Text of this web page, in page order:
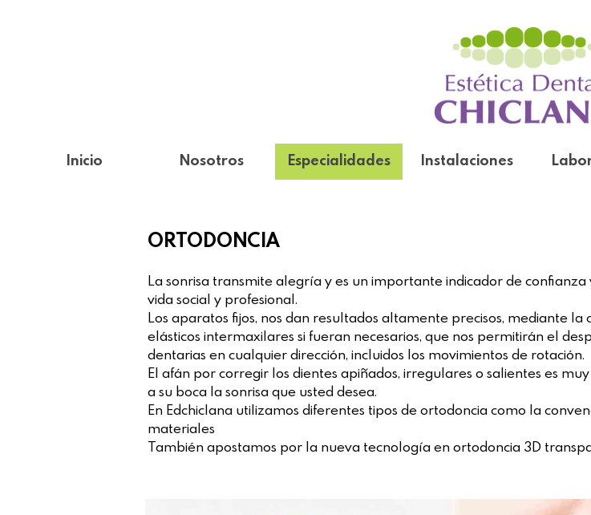
Inicio Nosotros Especialidades Instalaciones
ORTODONCIA
La sonrisa transmite alegría y es un importante indicador de
vida social y profesional.
Los aparatos fijos, nos dan resultados altamente precisos, mediante la
elásticos intermaxilares si fueran necesarios, que nos permitirán el
dentarias en cualquier dirección, incluidos los movimientos de rotación.
El afán por corregir los dientes apiñados, irregulares o salientes es
a su boca la sonrisa que usted desea.
En Edchiclana utilizamos diferentes tipos de ortodoncia como la
materiales
También apostamos por la nueva tecnología en ortodoncia 3D